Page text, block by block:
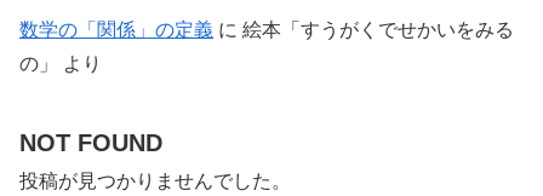
数学の「関係」の定義 に 絵本「すうがくでせかいをみる
の」
より
NOT FOUND
投稿が見つかりませんでした。